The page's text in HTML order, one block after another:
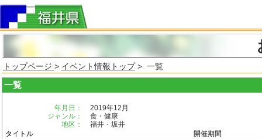
トップページ > イベント情報トップ> 一覧
一覧
年月日：
2019年12月
ジャンル：
食・健康
地区：
福井・坂井
タイトル
開催期間